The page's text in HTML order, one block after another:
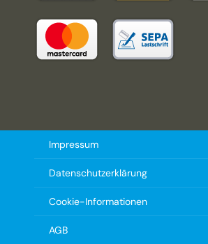
Impressum
Datenschutzerklärung
Cookie-Informationen
AGB